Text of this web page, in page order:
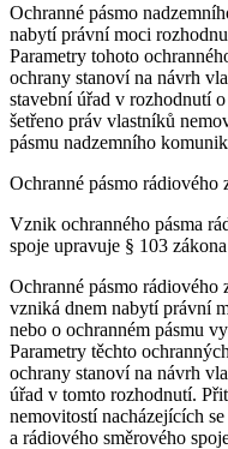
Ochranné pásmo
nabytí právní moci
Parametry tohoto
ochrany stanoví na návrh
stavební úřad v rozhodnutí
šetřeno práv vlastníků
pásmu nadzemního
Ochranné pásmo rádiového
Vznik ochranného pásma
spoje upravuje § 103
Ochranné pásmo rádiového
vzniká dnem nabytí právní
nebo o ochranném pásmu
Parametry těchto
ochrany stanoví na návrh
úřad v tomto rozhodnutí.
nemovitostí nacházejících
a rádiového směrového